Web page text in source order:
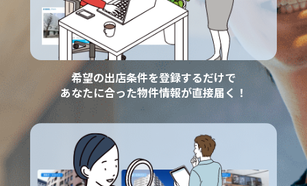
希望の出店条件を登録するだけで
あなたに合った物件情報が直接届く！